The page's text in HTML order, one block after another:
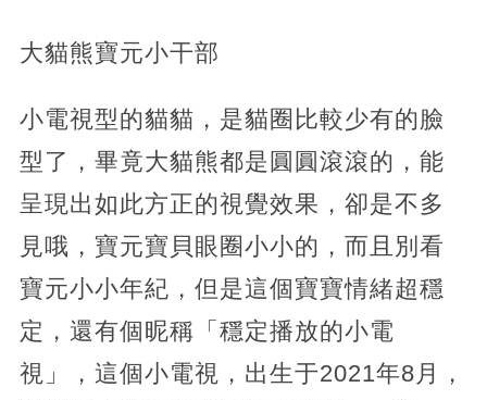
大貓熊寶元小干部
小電視型的貓貓，是貓圈比較少有的臉
型了，畢竟大貓熊都是圓圓滾滾的，能
呈現出如此方正的視覺效果，卻是不多
見哦，寶元寶貝眼圈小小的，而且別看
寶元小小年紀，但是這個寶寶情緒超穩
定，還有個昵稱「穩定播放的小電
視」，這個小電視，出生于2021年8月，